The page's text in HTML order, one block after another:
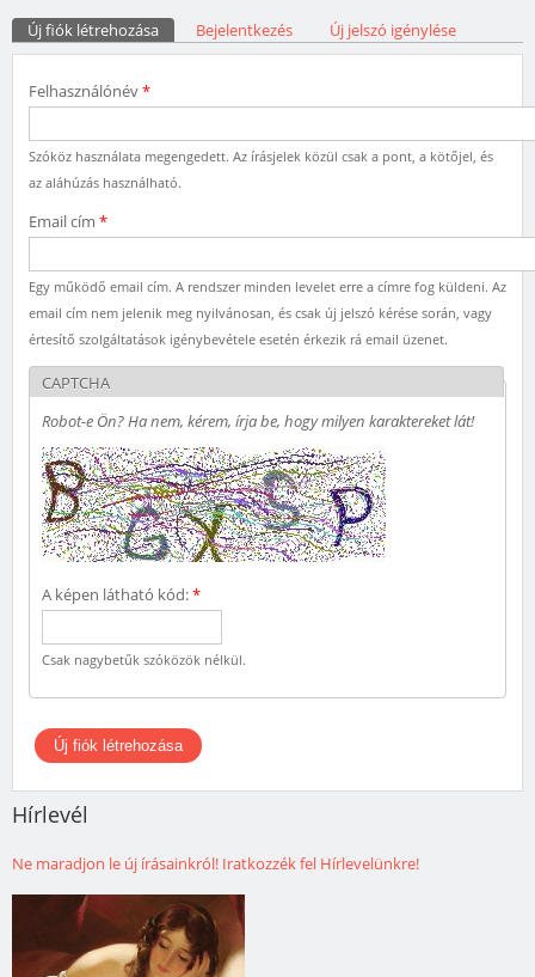
Elsődleges fülek
Új fiók létrehozása (aktív fül)Bejelentkezés Új jelszó igénylése
Felhasználónév*
Szóköz használata megengedett. Az írásjelek közül csak a pont, a kötőjel, és
az aláhúzás használható.
Email cím *
Egy működő email cím. A rendszer minden levelet erre a címre fog küldeni. Az
email cím nem jelenik meg nyilvánosan, és csak új jelszó kérése során, vagy
értesítő szolgáltatások igénybevétele esetén érkezik rá email üzenet.
CAPTCHA
Robot-e Ön? Ha nem, kérem, írja be, hogy milyen karaktereket lát!
A képen látható kód:*
Csak nagybetűk szóközök nélkül.
Hírlevél
Ne maradjon le új írásainkról! Iratkozzék fel Hírlevelünkre!